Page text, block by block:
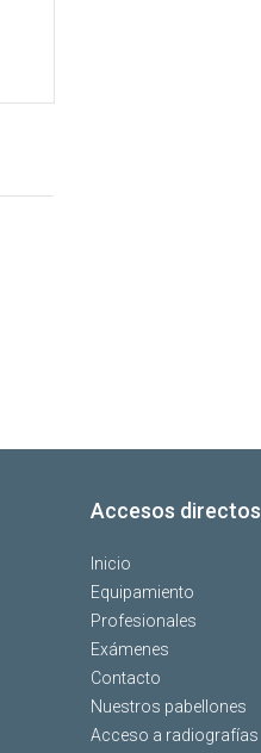
Accesos directos
Inicio
Equipamiento
Profesionales
Exámenes
Contacto
Nuestros pabellones
Acceso a radiografías